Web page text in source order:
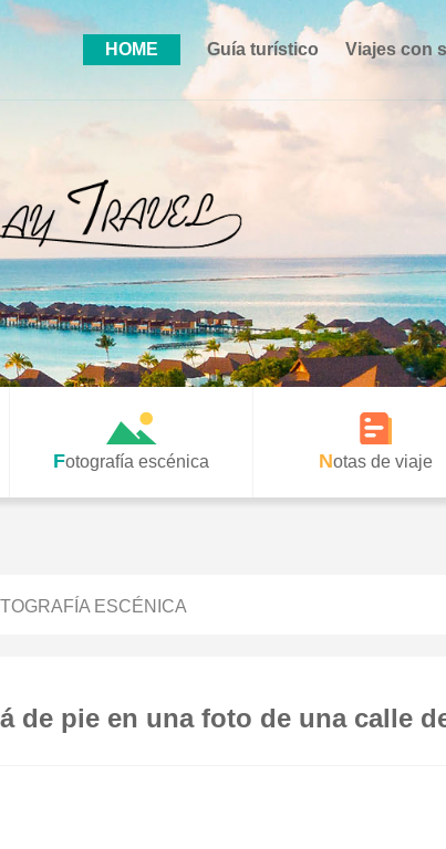
HOME Guía turístico Viajes con
Fotografía escénica Notas de viaje
ESCÉNICA
de pie en una foto de una calle